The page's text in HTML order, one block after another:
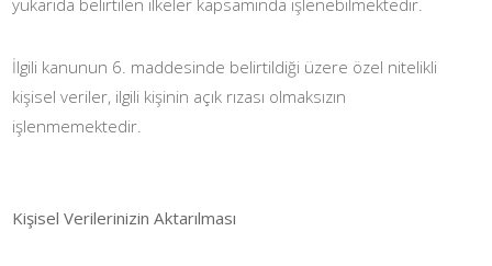
yukarıda belirtilen ilkeler kapsamında işlenebilmektedir.
İlgili kanunun 6. maddesinde belirtildiği üzere özel nitelikli
kişisel veriler, ilgili kişinin açık rızası olmaksızın
işlenmemektedir.
Kişisel Verilerinizin Aktarılması